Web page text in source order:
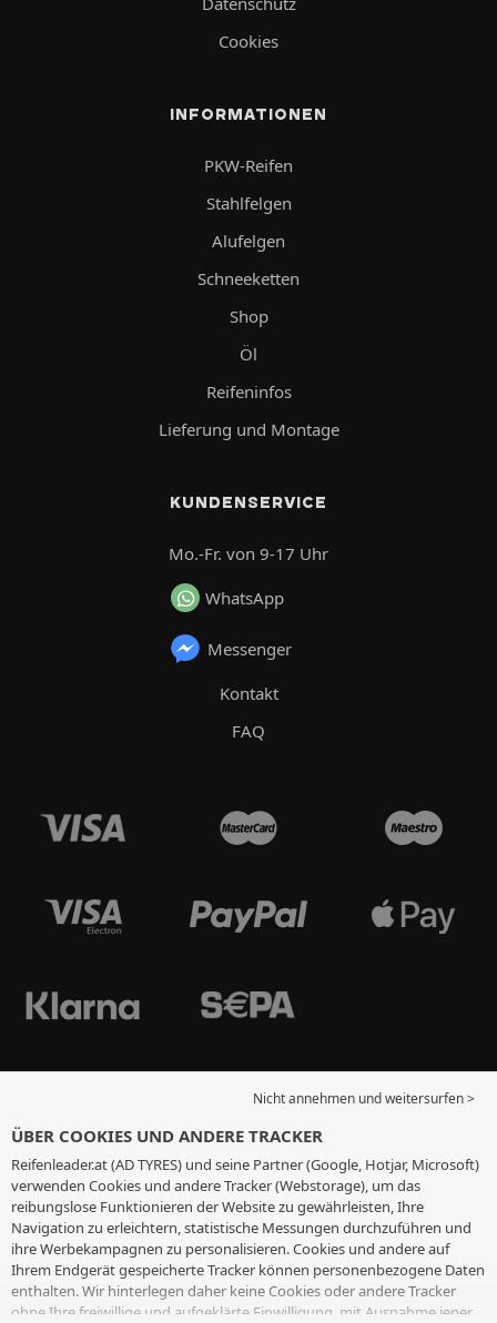
Cookies
INFORMATIONEN
PKW-Reifen
Stahlfelgen
Alufelgen
Schneeketten
Shop
Öl
Reifeninfos
Lieferung und Montage
KUNDENSERVICE
Mo.-Fr. von 9-17 Uhr
WhatsApp
Messenger
Kontakt
FAQ
Nicht annehmen und weitersurfen >
ÜBER COOKIES UND ANDERE TRACKER
Reifenleader.at (AD TYRES) und seine Partner (Google, Hotjar, Microsoft)
verwenden Cookies und andere Tracker (Webstorage), um das
reibungslose Funktionieren der Website zu gewährleisten, Ihre
Navigation zu erleichtern, statistische Messungen durchzuführen und
ihre Werbekampagnen zu personalisieren. Cookies und andere auf
Ihrem Endgerät gespeicherte Tracker können personenbezogene Daten
enthalten. Wir hinterlegen daher keine Cookies oder andere Tracker
ohne Ihre freiwillige und aufgeklärte Einwilligung, mit Ausnahme jener,